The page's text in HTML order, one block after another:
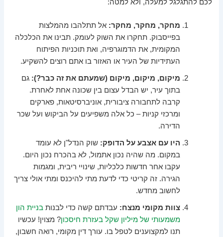
לכם להתגלגל למעלה, ולא למטה:
מחקר, מחקר, מחקר: אל תתלהבו מהמלצות
בפייסבוק. תחקרו את השוק לעומק. תבינו את הכלכלה
המקומית, את הדמוגרפיה, ואת תוכניות הפיתוח
העתידיות של העיר או האזור בו אתם רוצים להשקיע.
מיקום, מיקום, מיקום (שמעתם את זה כבר?): גם
בתוך עיר, יש הבדל עצום בין שכונה אחת לאחרת.
קרבה לתחבורה ציבורית, אוניברסיטאות, פארקים
ומרכזי קניות – כל אלה משפיעים על הביקוש ועל שכר
הדירה.
היו עם אצבע על הדופק: שוק הנדל"ן לא עומד
במקום. מה שהיה נכון אתמול, לא בהכרח נכון היום.
עקבו אחר חדשות כלכליות, שינויי ריבית, ומגמות
הגירה. זה קריטי כדי לדעת מתי להיכנס ומתי אולי צריך
לחשוב מחדש.
צוות מקומי מנצח: עבדתם קשה כדי לבנותבניית הון
משמעותי של מיליון שקל בעזרת חיסכון? מצוין! עכשיו
תנו למקצוענים לטפל בו. עורך דין מקומי, רואה חשבון,